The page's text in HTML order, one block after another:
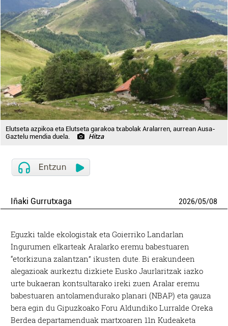
Elutseta azpikoa eta Elutseta garakoa txabolak Aralarren, aurrean Ausa-
Gaztelu mendia duela.
Hitza
Iñaki Gurrutxaga 2026/05/08
Eguzki talde ekologistak eta Goierriko Landarlan
Ingurumen elkarteak Aralarko eremu babestuaren
“etorkizuna zalantzan” ikusten dute. Bi erakundeen
alegazioak aurkeztu dizkiete Eusko Jaurlaritzak iazko
urte bukaeran kontsultarako ireki zuen Aralar eremu
babestuaren antolamendurako planari (NBAP) eta gauza
bera egin du Gipuzkoako Foru Aldundiko Lurralde Oreka
Berdea departamenduak martxoaren 11n Kudeaketa